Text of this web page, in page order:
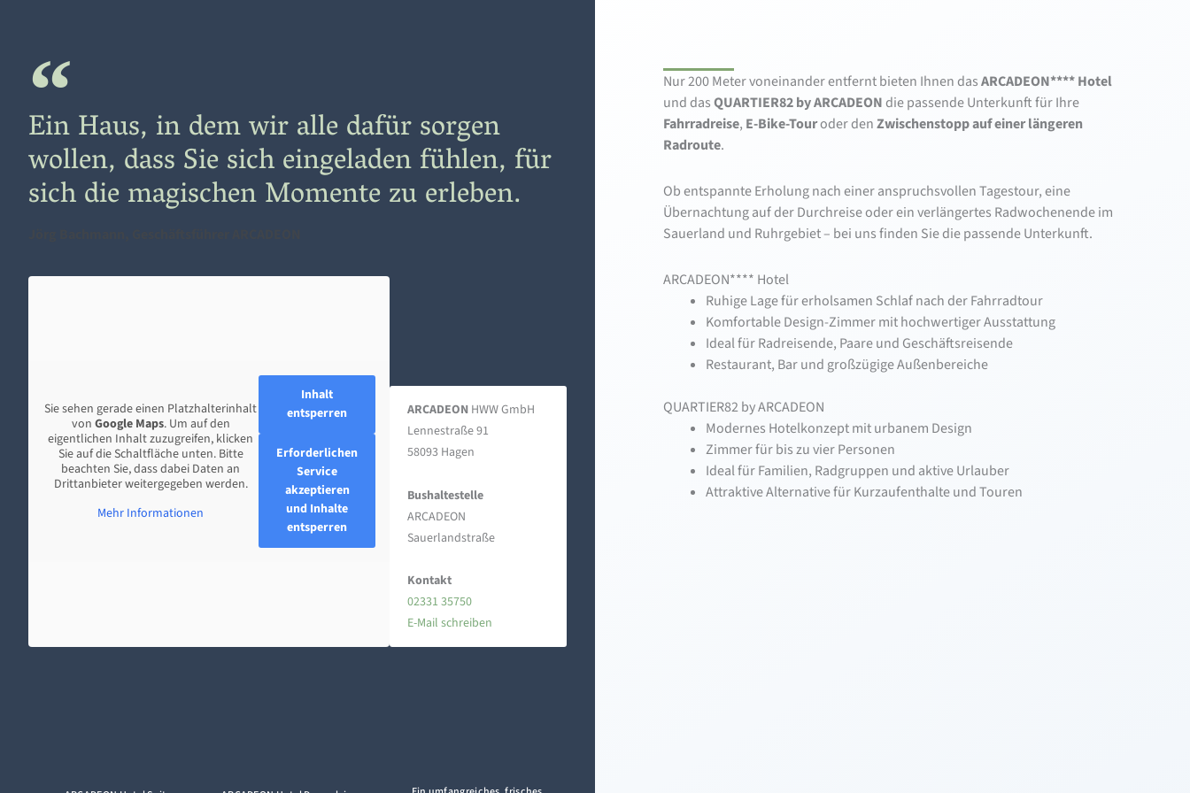
Ein Haus, in dem wir alle dafür sorgen
wollen, dass Sie sich eingeladen fühlen, für
sich die magischen Momente zu erleben.
Sie sehen gerade einen Platzhalterinhalt
von Google Maps. Um auf den
eigentlichen Inhalt zuzugreifen, klicken
Sie auf die Schaltfläche unten. Bitte
beachten Sie, dass dabei Daten an
Drittanbieter weitergegeben werden.
Mehr Informationen
Inhalt
entsperren
Erforderlichen
Service
akzeptieren
und Inhalte
entsperren
ARCADEON HWW GmbH
Lennestraße 91
58093 Hagen
Bushaltestelle
ARCADEON
Sauerlandstraße
Kontakt
02331 35750
E-Mail schreiben
Nur 200 Meter voneinander entfernt bieten Ihnen dasARCADEON**** Hotel
und dasQUARTIER82 by ARCADEONdie passende Unterkunft für Ihre
Fahrradreise, E-Bike-Touroder denZwischenstopp auf einer längeren
Radroute.
Ob entspannte Erholung nach einer anspruchsvollen Tagestour, eine
Übernachtung auf der Durchreise oder ein verlängertes Radwochenende im
Sauerland und Ruhrgebiet – bei uns finden Sie die passende Unterkunft.
ARCADEON**** Hotel
Ruhige Lage für erholsamen Schlaf nach der Fahrradtour
Komfortable Design-Zimmer mit hochwertiger Ausstattung
Ideal für Radreisende, Paare und Geschäftsreisende
Restaurant, Bar und großzügige Außenbereiche
QUARTIER82 by ARCADEON
Modernes Hotelkonzept mit urbanem Design
Zimmer für bis zu vier Personen
Ideal für Familien, Radgruppen und aktive Urlauber
Attraktive Alternative für Kurzaufenthalte und Touren